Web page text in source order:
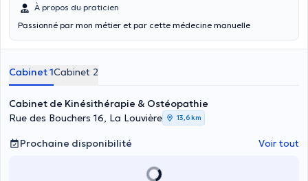
À propos du praticien
Passionné par mon métier et par cette médecine manuelle
Cabinet 1Cabinet 2
Cabinet de Kinésithérapie & Ostéopathie
Rue des Bouchers 16, La Louvière
13,6 km
Prochaine disponibilité Voir tout